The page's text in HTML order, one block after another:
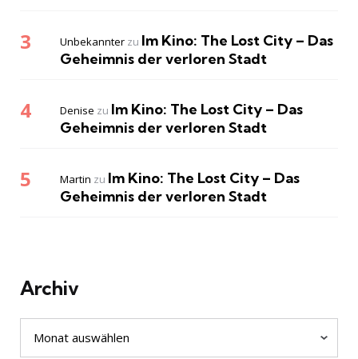
Unbekannter zu Im Kino: The Lost City – Das
Geheimnis der verloren Stadt
Denise zu Im Kino: The Lost City – Das
Geheimnis der verloren Stadt
Martin zu Im Kino: The Lost City – Das
Geheimnis der verloren Stadt
Archiv
Archiv